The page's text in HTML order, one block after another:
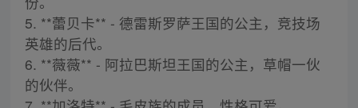
5. **蕾贝卡** - 德雷斯罗萨王国的公主，竞技场
英雄的后代。
6. **薇薇** - 阿拉巴斯坦王国的公主，草帽一伙
的伙伴。